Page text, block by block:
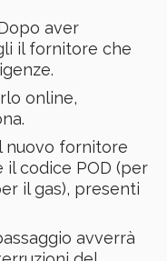
aver
il fornitore che
online,
nuovo fornitore
il codice POD (per
il gas), presenti
avverrà